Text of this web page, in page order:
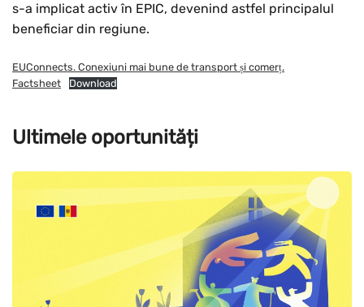
s-a implicat activ în EPIC, devenind astfel principalul
beneficiar din regiune.
EUConnects. Conexiuni mai bune de transport și comerț.
Factsheet
Download
Ultimele oportunități